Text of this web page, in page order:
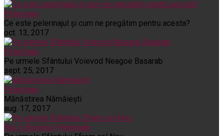
Pelerinaje
Ce este pelerinajul şi cum ne pregătim pentru acesta?
oct. 13, 2017
Pelerinaje
Pe urmele Sfântului Voievod Neagoe Basarab
sept. 25, 2017
Pelerinaje
Mănăstirea Nămăiești
aug. 17, 2017
Noi și Biserica Pelerinaje